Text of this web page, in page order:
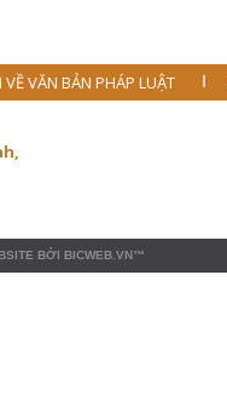
VỀ VĂN BẢN PHÁP LUẬT
BỞI BICWEB.VN™